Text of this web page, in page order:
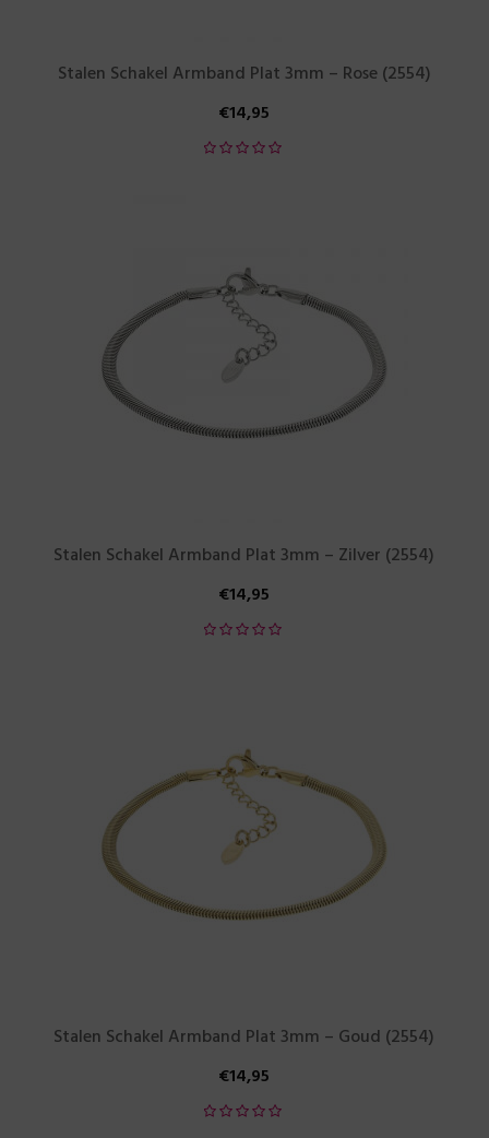
Stalen Schakel Armband Plat 3mm – Rose (2554)
€14,95
Stalen Schakel Armband Plat 3mm – Zilver (2554)
€14,95
Stalen Schakel Armband Plat 3mm – Goud (2554)
€14,95